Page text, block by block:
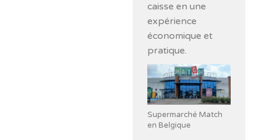
caisse en une
expérience
économique et
pratique.
Supermarché Match
en Belgique